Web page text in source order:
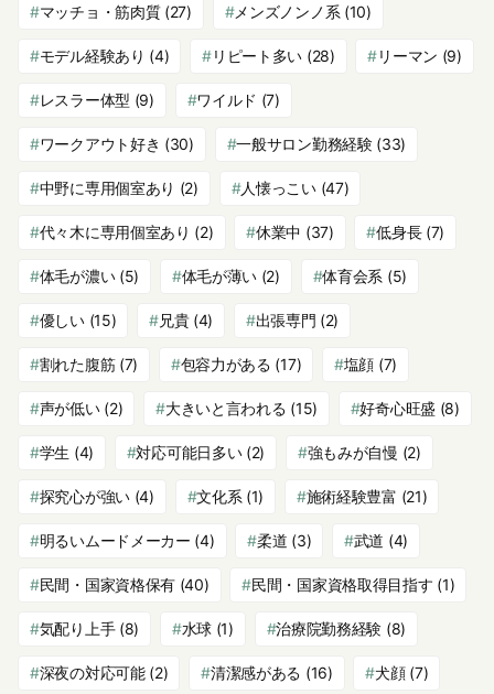
マッチョ・筋肉質(27) メンズノンノ系 (10)
モデル経験あり (4) リピート多い (28) リーマン (9)
レスラー体型 (9) ワイルド (7)
ワークアウト好き (30) 一般サロン勤務経験(33)
中野に専用個室あり (2) 人懐っこい(47)
代々木に専用個室あり (2) 休業中 (37) 低身長(7)
体毛が濃い(5) 体毛が薄い (2) 体育会系 (5)
優しい(15) 兄貴(4) 出張専門 (2)
割れた腹筋(7) 包容力がある (17) 塩顔 (7)
声が低い(2) 大きいと言われる (15) 好奇心旺盛 (8)
学生 (4) 対応可能日多い(2) 強もみが自慢 (2)
探究心が強い(4) 文化系 (1) 施術経験豊富 (21)
明るいムードメーカー (4) 柔道 (3) 武道 (4)
民間・国家資格保有 (40) 民間・国家資格取得目指す (1)
気配り上手(8) 水球(1) 治療院勤務経験 (8)
深夜の対応可能(2) 清潔感がある (16) 犬顔(7)